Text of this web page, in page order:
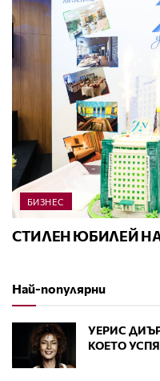
БИЗНЕС
СТИЛЕН ЮБИЛЕЙ
Най-популярни
УЕРИС
КОЕТО